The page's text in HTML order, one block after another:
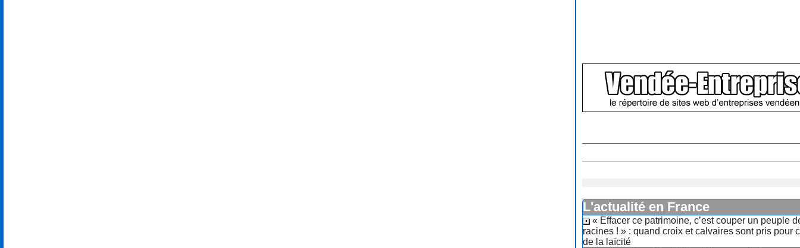
L'actualité en France
« Effacer ce patrimoine, c’est couper un peuple
racines ! » : quand croix et calvaires sont pris pour
de la laïcité